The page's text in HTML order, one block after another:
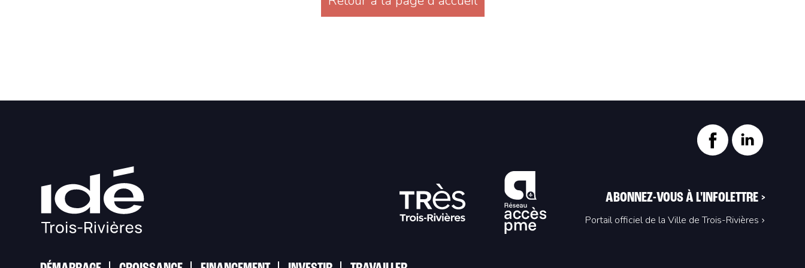
ABONNEZ-VOUS À L'INFOLETTRE >
Portail officiel de la Ville de Trois-Rivières